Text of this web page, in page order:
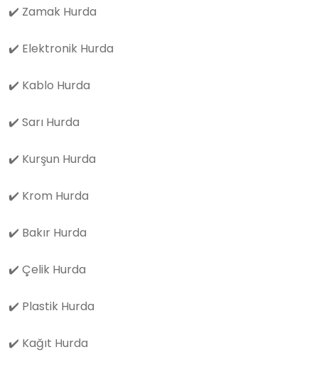
✔️ Zamak Hurda
✔️ Elektronik Hurda
✔️ Kablo Hurda
✔️ Sarı Hurda
✔️ Kurşun Hurda
✔️ Krom Hurda
✔️ Bakır Hurda
✔️ Çelik Hurda
✔️ Plastik Hurda
✔️ Kağıt Hurda